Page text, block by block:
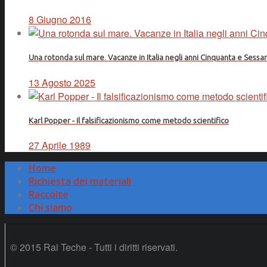
8 Giugno 2016
Una rotonda sul mare. Vacanze in Italia negli anni Cinquanta e
13 Agosto 2025
Karl Popper - Il falsificazionismo come metodo scientifico
27 Aprile 1989
Home
Richiesta dei materiali
Raccolte
Chi siamo
© 2015 Rai Teche - Tutti i diritti riservati.